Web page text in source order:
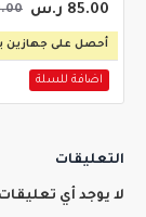
85.00 ر.س
أحصل على جهازين بسعر
اضافة للسلة
التعليقات
لا يوجد أي